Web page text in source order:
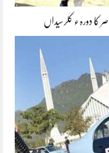
کا دورہء کلرسیداں